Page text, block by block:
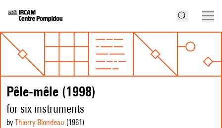
Pêle-mêle (1998)
for six instruments
by Thierry Blondeau (1961 )